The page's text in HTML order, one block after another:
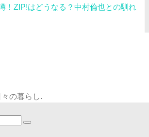
！ZIP!はどうなる？中村倫也との馴れ
の暮らし.